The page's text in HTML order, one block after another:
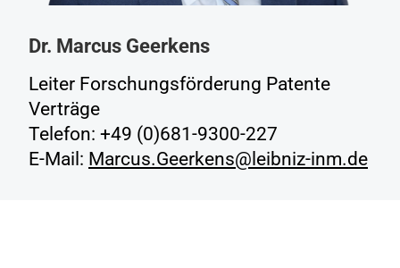
Dr. Marcus Geerkens
Leiter Forschungsförderung Patente
Verträge
Telefon: +49 (0)681-9300-227
E-Mail: Marcus.Geerkens@leibniz-inm.de